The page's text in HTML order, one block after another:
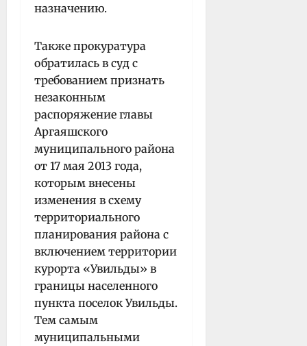
назначению.
Также прокуратура
обратилась в суд с
требованием признать
незаконным
распоряжение главы
Аргаяшского
муниципального района
от 17 мая 2013 года,
которым внесены
изменения в схему
территориального
планирования района с
включением территории
курорта «Увильды» в
границы населенного
пункта поселок Увильды.
Тем самым
муниципальными